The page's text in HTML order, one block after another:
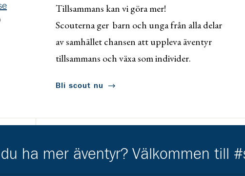
Tillsammans kan vi göra mer!
Scouterna ger barn och unga från alla delar
av samhället chansen att uppleva äventyr
tillsammans och växa som individer.
Bli scout nu
Kårkompis
ha mer äventyr? Välkommen till